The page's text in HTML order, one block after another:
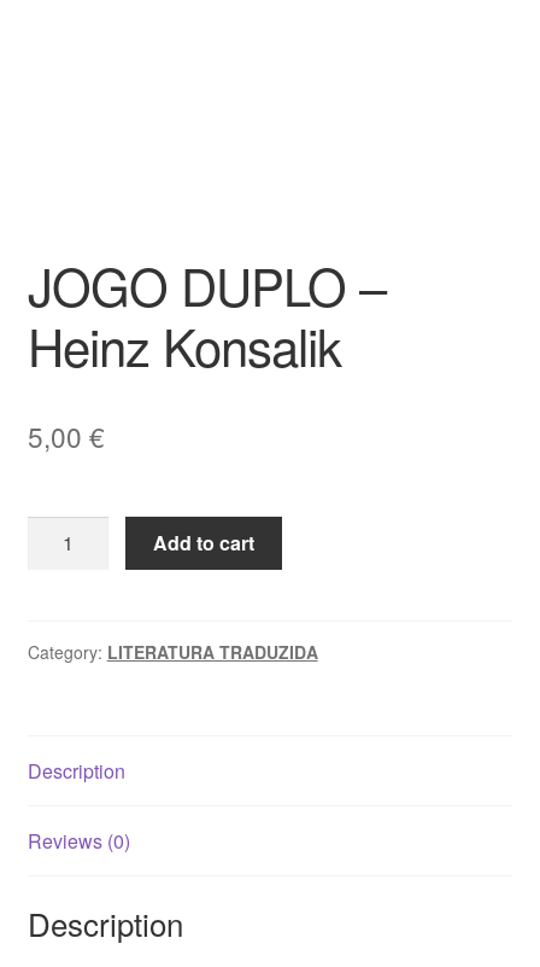
JOGO DUPLO –
Heinz Konsalik
5,00 €
DUPLO
Konsalik
Add to cart
Category: LITERATURA TRADUZIDA
Description
Reviews (0)
Description